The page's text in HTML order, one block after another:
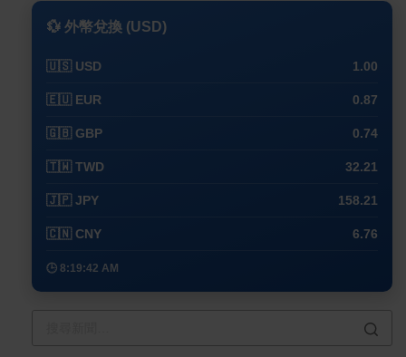
💱 外幣兌換 (USD)
🇺🇸 USD 1.00
🇪🇺 EUR 0.87
🇬🇧 GBP 0.74
🇹🇼 TWD 32.21
🇯🇵 JPY 158.21
🇨🇳 CNY 6.76
🕒 8:19:42 AM